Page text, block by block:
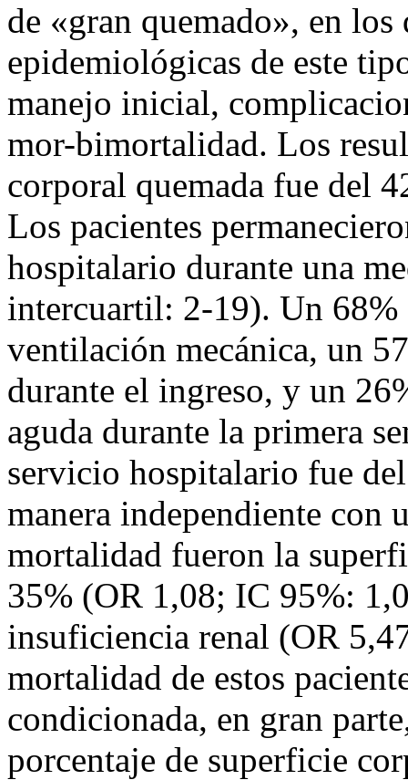
de «gran quemado», en
epidemiológicas de este
manejo inicial,
mor-bimortalidad. Los
corporal quemada fue del
Los pacientes
hospitalario durante una
intercuartil: 2-19). Un 68%
ventilación mecánica, un
durante el ingreso, y un
aguda durante la primera
servicio hospitalario fue
manera independiente con
mortalidad fueron la
35% (OR 1,08; IC 95%:
insuficiencia renal (OR
mortalidad de estos
condicionada, en gran
porcentaje de superficie